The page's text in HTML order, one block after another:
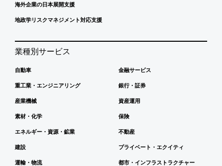
海外企業の日本展開支援
地政学リスクマネジメント対応支援
業種別サービス
自動車
重工業・エンジニアリング
産業機械
素材・化学
エネルギー・資源・鉱業
建設
運輸・物流
金融サービス
銀行・証券
資産運用
保険
不動産
プライベート・エクイティ
都市・インフラストラクチャー